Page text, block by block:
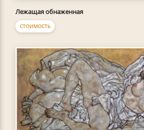
Лежащая обнаженная
СТОИМОСТЬ